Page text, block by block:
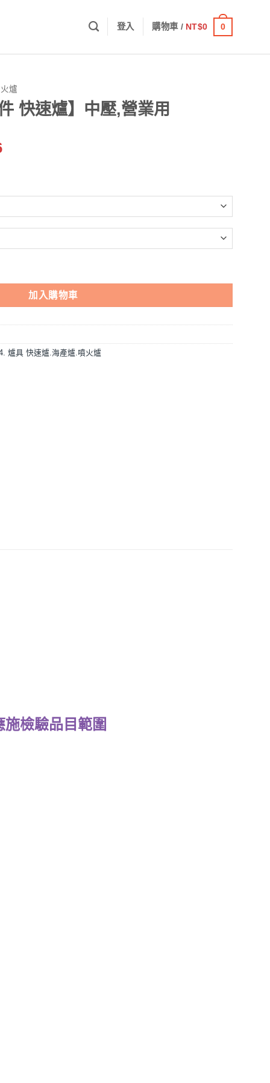
登入 購物車 / NT$0 0
爐
快速爐】中壓,營業用
價
到
NT$1,426
加入購物車
爐具 快速爐.海產爐.噴火爐
檢驗品目範圍